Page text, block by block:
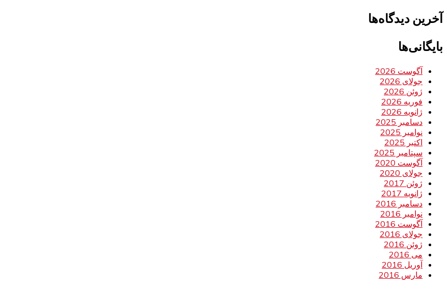
آخرین دیدگاه‌ها
بایگانی‌ها
آگوست 2026
جولای 2026
ژوئن 2026
فوریه 2026
ژانویه 2026
دسامبر 2025
نوامبر 2025
اکتبر 2025
سپتامبر 2025
آگوست 2020
جولای 2020
ژوئن 2017
ژانویه 2017
دسامبر 2016
نوامبر 2016
آگوست 2016
جولای 2016
ژوئن 2016
می 2016
آوریل 2016
مارس 2016